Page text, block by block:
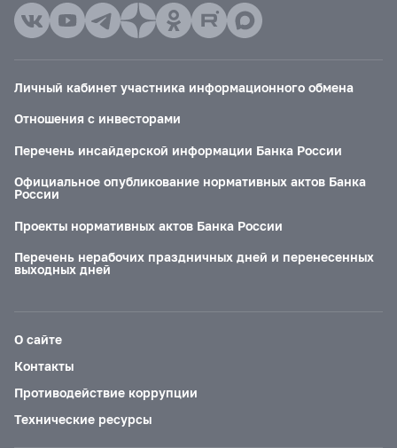
Личный кабинет участника информационного обмена
Отношения с инвесторами
Перечень инсайдерской информации Банка России
Официальное опубликование нормативных актов Банка
России
Проекты нормативных актов Банка России
Перечень нерабочих праздничных дней и перенесенных
выходных дней
О сайте
Контакты
Противодействие коррупции
Технические ресурсы